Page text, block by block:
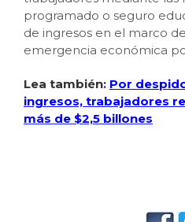
programado o seguro
de ingresos en el marco
emergencia económica
Lea también: Por
ingresos, trabajadores
más de $2,5 billones